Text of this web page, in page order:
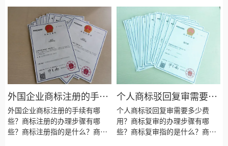
什么？商标复审的目的是为了什
么？商标复审会失败吗？商标复
审需要什么资料？商标复审需要
多长时间？
商标注册要注意些什么？商标注
册的目的是为了什么？商标注册
会失败吗？商标注册需要什么资
料？商标注册的材料有哪些？商
标注册需要多长时间？
外国企业商标注册的手续
有哪些？
外国企业商标注册的手续有哪
些？商标注册的办理步骤有哪
些？商标注册指的是什么？商标
个人商标驳回复审需要多
少费用？
个人商标驳回复审需要多少费
用？商标复审的办理步骤有哪
些？商标复审指的是什么？商标